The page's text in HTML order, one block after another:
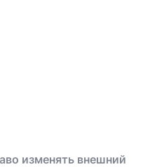
изменять внешний